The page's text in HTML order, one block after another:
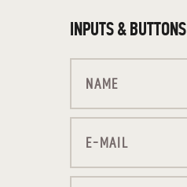
INPUTS & BUTTONS